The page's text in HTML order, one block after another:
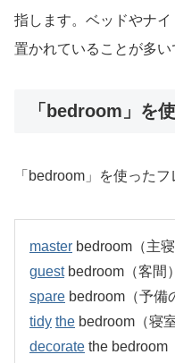
指します。ベッドやナ
置かれていることが多い
「bedroom」を
「bedroom」を使った
master bedroom（主寝
guestbedroom（客間）
spare bedroom（予備
tidy the bedroom（寝
decorate the bedroom